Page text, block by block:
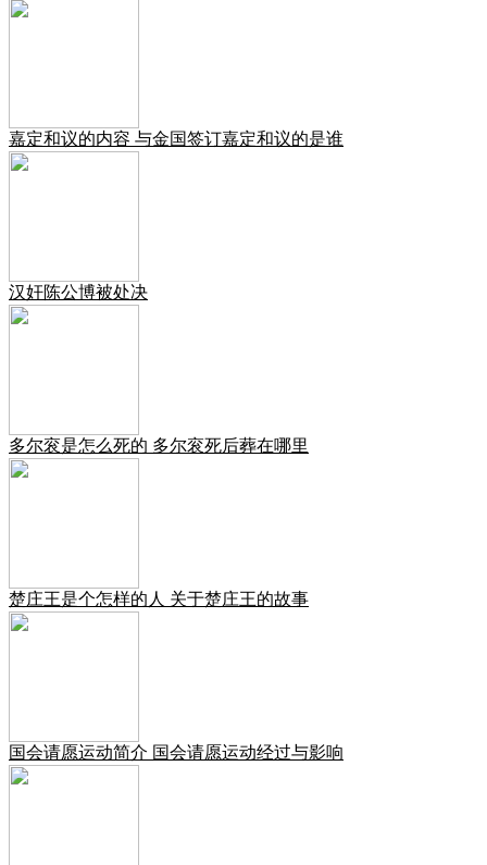
嘉定和议的内容 与金国签订嘉定和议的是谁
汉奸陈公博被处决
多尔衮是怎么死的 多尔衮死后葬在哪里
楚庄王是个怎样的人 关于楚庄王的故事
国会请愿运动简介 国会请愿运动经过与影响